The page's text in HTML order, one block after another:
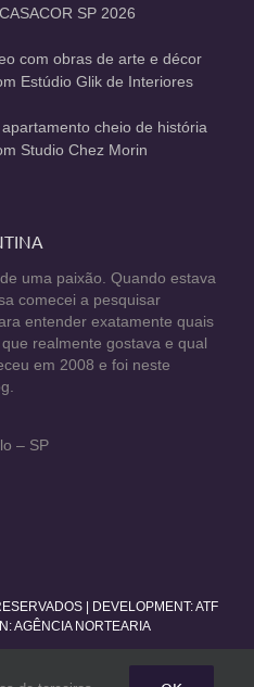
SP 2026
com obras de arte e décor
Estúdio Glik de Interiores
cheio de história
Studio Chez Morin
uma paixão. Quando estava
comecei a pesquisar
entender exatamente quais
realmente gostava e qual
em 2008 e foi neste
– SP
| DEVELOPMENT:ATF
AGÊNCIA NORTEARIA